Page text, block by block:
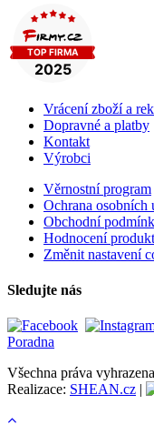
Vrácení zboží a
Dopravné a platby
Kontakt
Výrobci
Věrnostní program
Ochrana osobních
Obchodní
Hodnocení
Změnit nastavení
Sledujte nás
Poradna
Všechna práva
Realizace: SHEAN.cz |